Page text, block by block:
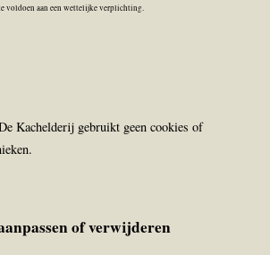
voldoen aan een wettelijke verplichting.
Kachelderij gebruikt geen cookies of
of verwijderen